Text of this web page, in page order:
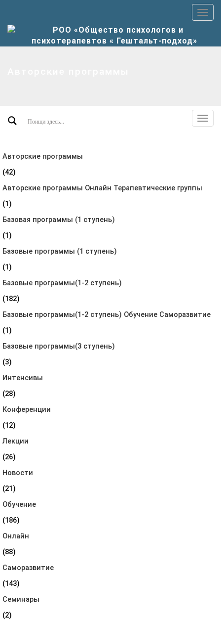
Авторские программы
(42)
Авторские программы Онлайн Терапевтические группы
(1)
Базовая программы (1 ступень)
(1)
Базовые программы (1 ступень)
(1)
Базовые программы(1-2 ступень)
(182)
Базовые программы(1-2 ступень) Обучение Саморазвитие
(1)
Базовые программы(3 ступень)
(3)
Интенсивы
(28)
Конференции
(12)
Лекции
(26)
Новости
(21)
Обучение
(186)
Онлайн
(88)
Саморазвитие
(143)
Семинары
(2)